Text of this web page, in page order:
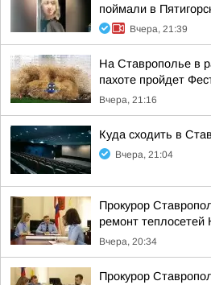
поймали в
Вчера, 21:39
На Ставрополье в
пахоте пройдет
Вчера, 21:16
Куда сходить в
Вчера, 21:04
Прокурор
ремонт теплосетей
Вчера, 20:34
Прокурор